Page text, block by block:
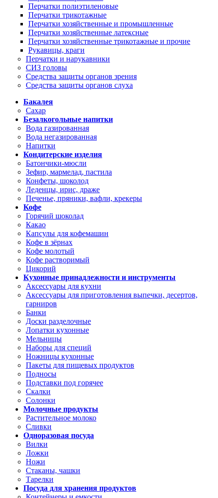
Перчатки полиэтиленовые
Перчатки трикотажные
Перчатки хозяйственные и промышленные
Перчатки хозяйственные латексные
Перчатки хозяйственные трикотажные и прочие
Рукавицы, краги
Перчатки и нарукавники
СИЗ головы
Средства защиты органов зрения
Средства защиты органов слуха
Бакалея
Сахар
Безалкогольные напитки
Вода газированная
Вода негазированная
Напитки
Кондитерские изделия
Батончики-мюсли
Зефир, мармелад, пастила
Конфеты, шоколод
Леденцы, ирис, драже
Печенье, пряники, вафли, крекеры
Кофе
Горячий шоколад
Какао
Капсулы для кофемашин
Кофе в зёрнах
Кофе молотый
Кофе растворимый
Цикорий
Кухонные принадлежности и инструменты
Аксессуары для кухни
Аксессуары для приготовления выпечки, десертов,
гарниров
Банки
Доски разделочные
Лопатки кухонные
Мельницы
Наборы для специй
Ножницы кухонные
Пакеты для пищевых продуктов
Подносы
Подставки под горячее
Скалки
Солонки
Молочные продукты
Растительное молоко
Сливки
Одноразовая посуда
Вилки
Ложки
Ножи
Стаканы, чашки
Тарелки
Посуда для хранения продуктов